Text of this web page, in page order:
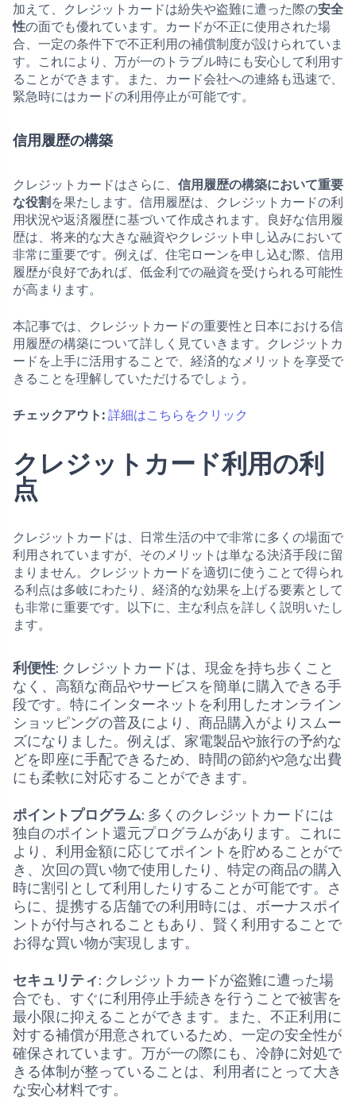
加えて、クレジットカードは紛失や盗難に遭った際の安全
性の面でも優れています。カードが不正に使用された場
合、一定の条件下で不正利用の補償制度が設けられていま
す。これにより、万が一のトラブル時にも安心して利用す
ることができます。また、カード会社への連絡も迅速で、
緊急時にはカードの利用停止が可能です。
信用履歴の構築
クレジットカードはさらに、 信用履歴の構築において重要
な役割 を果たします。信用履歴は、クレジットカードの利
用状況や返済履歴に基づいて作成されます。良好な信用履
歴は、将来的な大きな融資やクレジット申し込みにおいて
非常に重要です。例えば、住宅ローンを申し込む際、信用
履歴が良好であれば、低金利での融資を受けられる可能性
が高まります。
本記事では、クレジットカードの重要性と日本における信
用履歴の構築について詳しく見ていきます。クレジットカ
ードを上手に活用することで、経済的なメリットを享受で
きることを理解していただけるでしょう。
チェックアウト: 詳細はこちらをクリック
クレジットカード利用の利
点
クレジットカードは、日常生活の中で非常に多くの場面で
利用されていますが、そのメリットは単なる決済手段に留
まりません。クレジットカードを適切に使うことで得られ
る利点は多岐にわたり、経済的な効果を上げる要素として
も非常に重要です。以下に、主な利点を詳しく説明いたし
ます。
利便性: クレジットカードは、現金を持ち歩くこと
なく、高額な商品やサービスを簡単に購入できる手
段です。特にインターネットを利用したオンライン
ショッピングの普及により、商品購入がよりスムー
ズになりました。例えば、家電製品や旅行の予約な
どを即座に手配できるため、時間の節約や急な出費
にも柔軟に対応することができます。
ポイントプログラム: 多くのクレジットカードには
独自のポイント還元プログラムがあります。これに
より、利用金額に応じてポイントを貯めることがで
き、次回の買い物で使用したり、特定の商品の購入
時に割引として利用したりすることが可能です。さ
らに、提携する店舗での利用時には、ボーナスポイ
ントが付与されることもあり、賢く利用することで
お得な買い物が実現します。
セキュリティ: クレジットカードが盗難に遭った場
合でも、すぐに利用停止手続きを行うことで被害を
最小限に抑えることができます。また、不正利用に
対する補償が用意されているため、一定の安全性が
確保されています。万が一の際にも、冷静に対処で
きる体制が整っていることは、利用者にとって大き
な安心材料です。